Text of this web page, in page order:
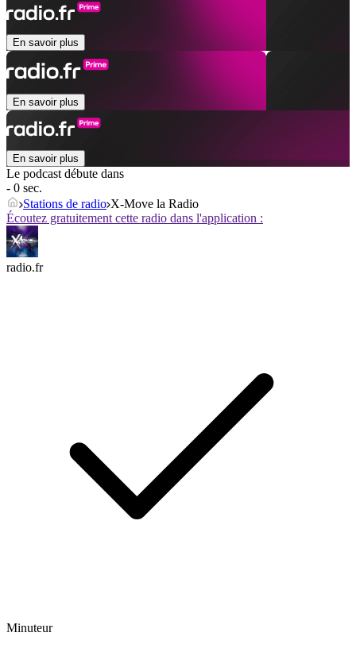
En savoir plus
En savoir plus
En savoir plus
Le podcast débute dans
- 0 sec.
Stations de radio X-Move la Radio
Écoutez gratuitement cette radio dans l'application :
radio.fr
Minuteur